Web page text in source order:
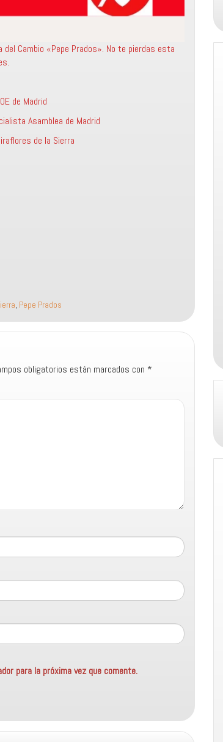
Cambio «Pepe Prados». No te pierdas esta
de Madrid
Asamblea de Madrid
de la Sierra
, Pepe Prados
obligatorios están marcados con *
para la próxima vez que comente.